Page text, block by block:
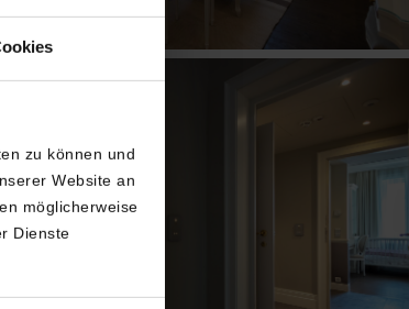
zu können und
Website an
möglicherweise
Dienste